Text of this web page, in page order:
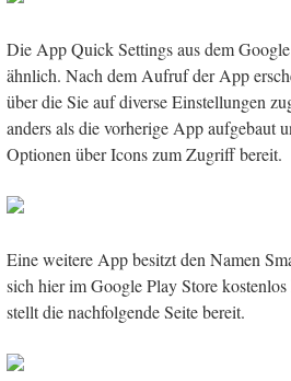
Die App Quick Settings aus dem
ähnlich. Nach dem Aufruf der App
über die Sie auf diverse Einstellungen
anders als die vorherige App aufgebaut
Optionen über Icons zum Zugriff bereit.
Eine weitere App besitzt den Namen
sich hier im Google Play Store
stellt die nachfolgende Seite bereit.